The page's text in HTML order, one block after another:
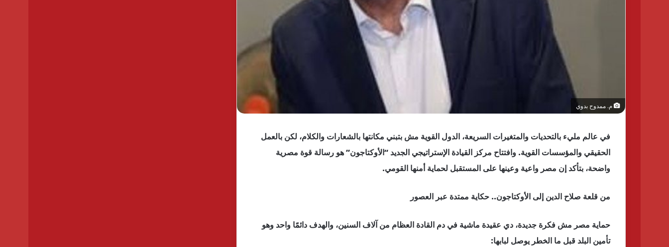
م. ممدوح بدوي
في عالم مليء بالتحديات والمتغيرات السريعة، الدول القوية مش بتبني مكانتها بالشعارات والكلام، لكن بالعمل
الحقيقي والمؤسسات القوية. وافتتاح مركز القيادة الإستراتيجي الجديد “الأوكتاجون” هو رسالة قوة مصرية
واضحة، بتأكد إن مصر واعية وعينها على المستقبل لحماية أمنها القومي.
من قلعة صلاح الدين إلى الأوكتاجون.. حكاية ممتدة عبر العصور
حماية مصر مش فكرة جديدة، دي عقيدة ماشية في دم القادة العظام من آلاف السنين، والهدف دائمًا واحد وهو
تأمين البلد قبل ما الخطر يوصل لبابها: